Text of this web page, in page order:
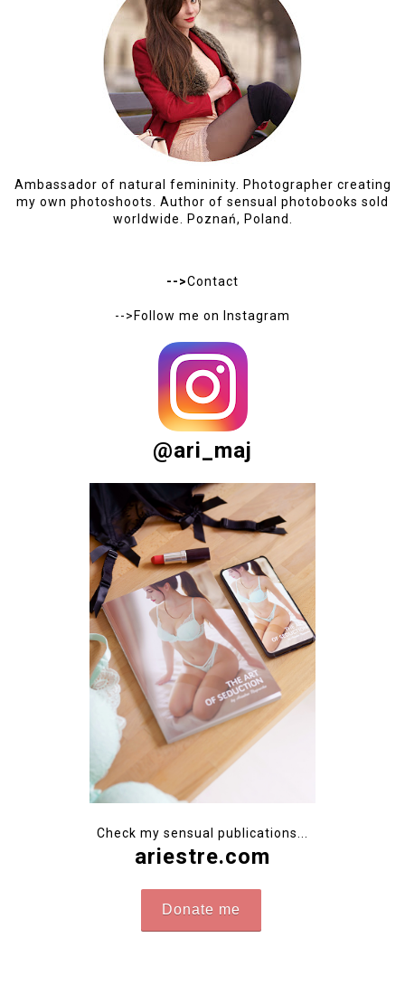
Ambassador of natural femininity. Photographer creating
my own photoshoots. Author of sensual photobooks sold
worldwide. Poznań, Poland.
-->Contact
-->Follow me on Instagram
@ari_maj
Check my sensual publications...
ariestre.com
Donate me